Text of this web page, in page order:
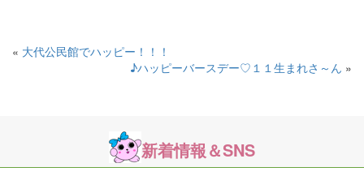
« 大代公民館でハッピー！！！
♪ハッピーバースデー♡１１生まれさ～ん »
新着情報＆SNS